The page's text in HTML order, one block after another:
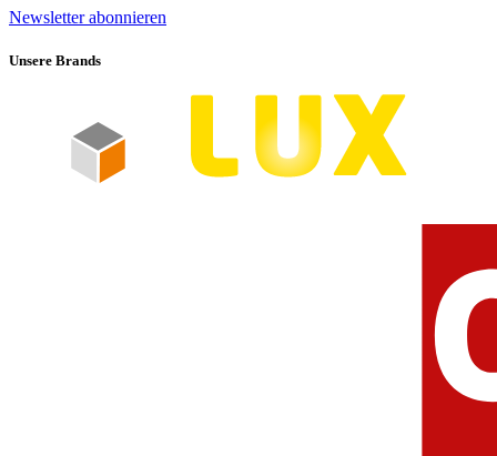
Newsletter abonnieren
Unsere Brands